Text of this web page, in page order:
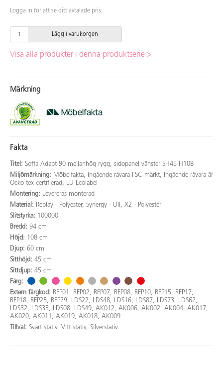
Logga in för att se ditt avtalade pris.
Lägg i varukorgen
Visa alla produkter i denna produktserie >
Märkning
Fakta
Titel: Soffa Adapt 90 mellanhög rygg, sidopanel vänster SH45 H108
Miljömärkning: Möbelfakta, Ingående råvara FSC-märkt, Ingående råvara är
Oeko-tex certifierad, EU Ecolabel
Montering: Levereras monterad
Material: Replay - Polyester, Synergy - Ull, X2 - Polyester
Slitstyrka: 100000
Bredd: 94 cm
Höjd: 108 cm
Djup: 60 cm
Sitthöjd: 45 cm
Sittdjup: 45 cm
Färg:
Extern färgkod: REP01, REP02, REP07, REP08, REP10, REP15, REP17,
REP18, REP25, REP29, LDS22, LDS48, LDS16, LDS87, LDS73, LDS62,
LDS32, LDS33, LDS08, LDS49, AK012, AK006, AK002, AK004, AK017,
AK020, AK011, AK019, AK018, AK009
Tillval: Svart stativ, Vitt stativ, Silverstativ